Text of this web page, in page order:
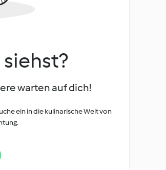
warten auf dich!
ein in die kulinarische Welt von